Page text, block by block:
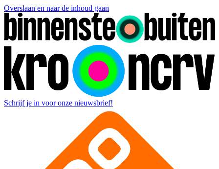
Overslaan en naar de inhoud gaan
Schrijf je in voor onze nieuwsbrief!